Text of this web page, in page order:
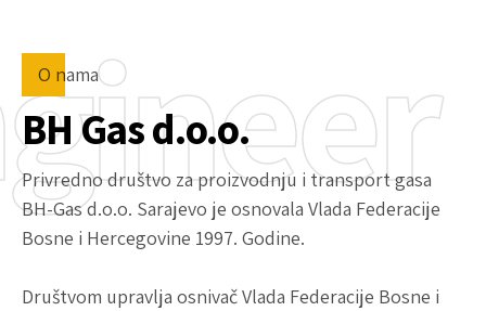
O nama
BH Gas d.o.o.
Privredno društvo za proizvodnju i transport gasa
BH-Gas d.o.o. Sarajevo je osnovala Vlada Federacije
Bosne i Hercegovine 1997. Godine.
Društvom upravlja osnivač Vlada Federacije Bosne i